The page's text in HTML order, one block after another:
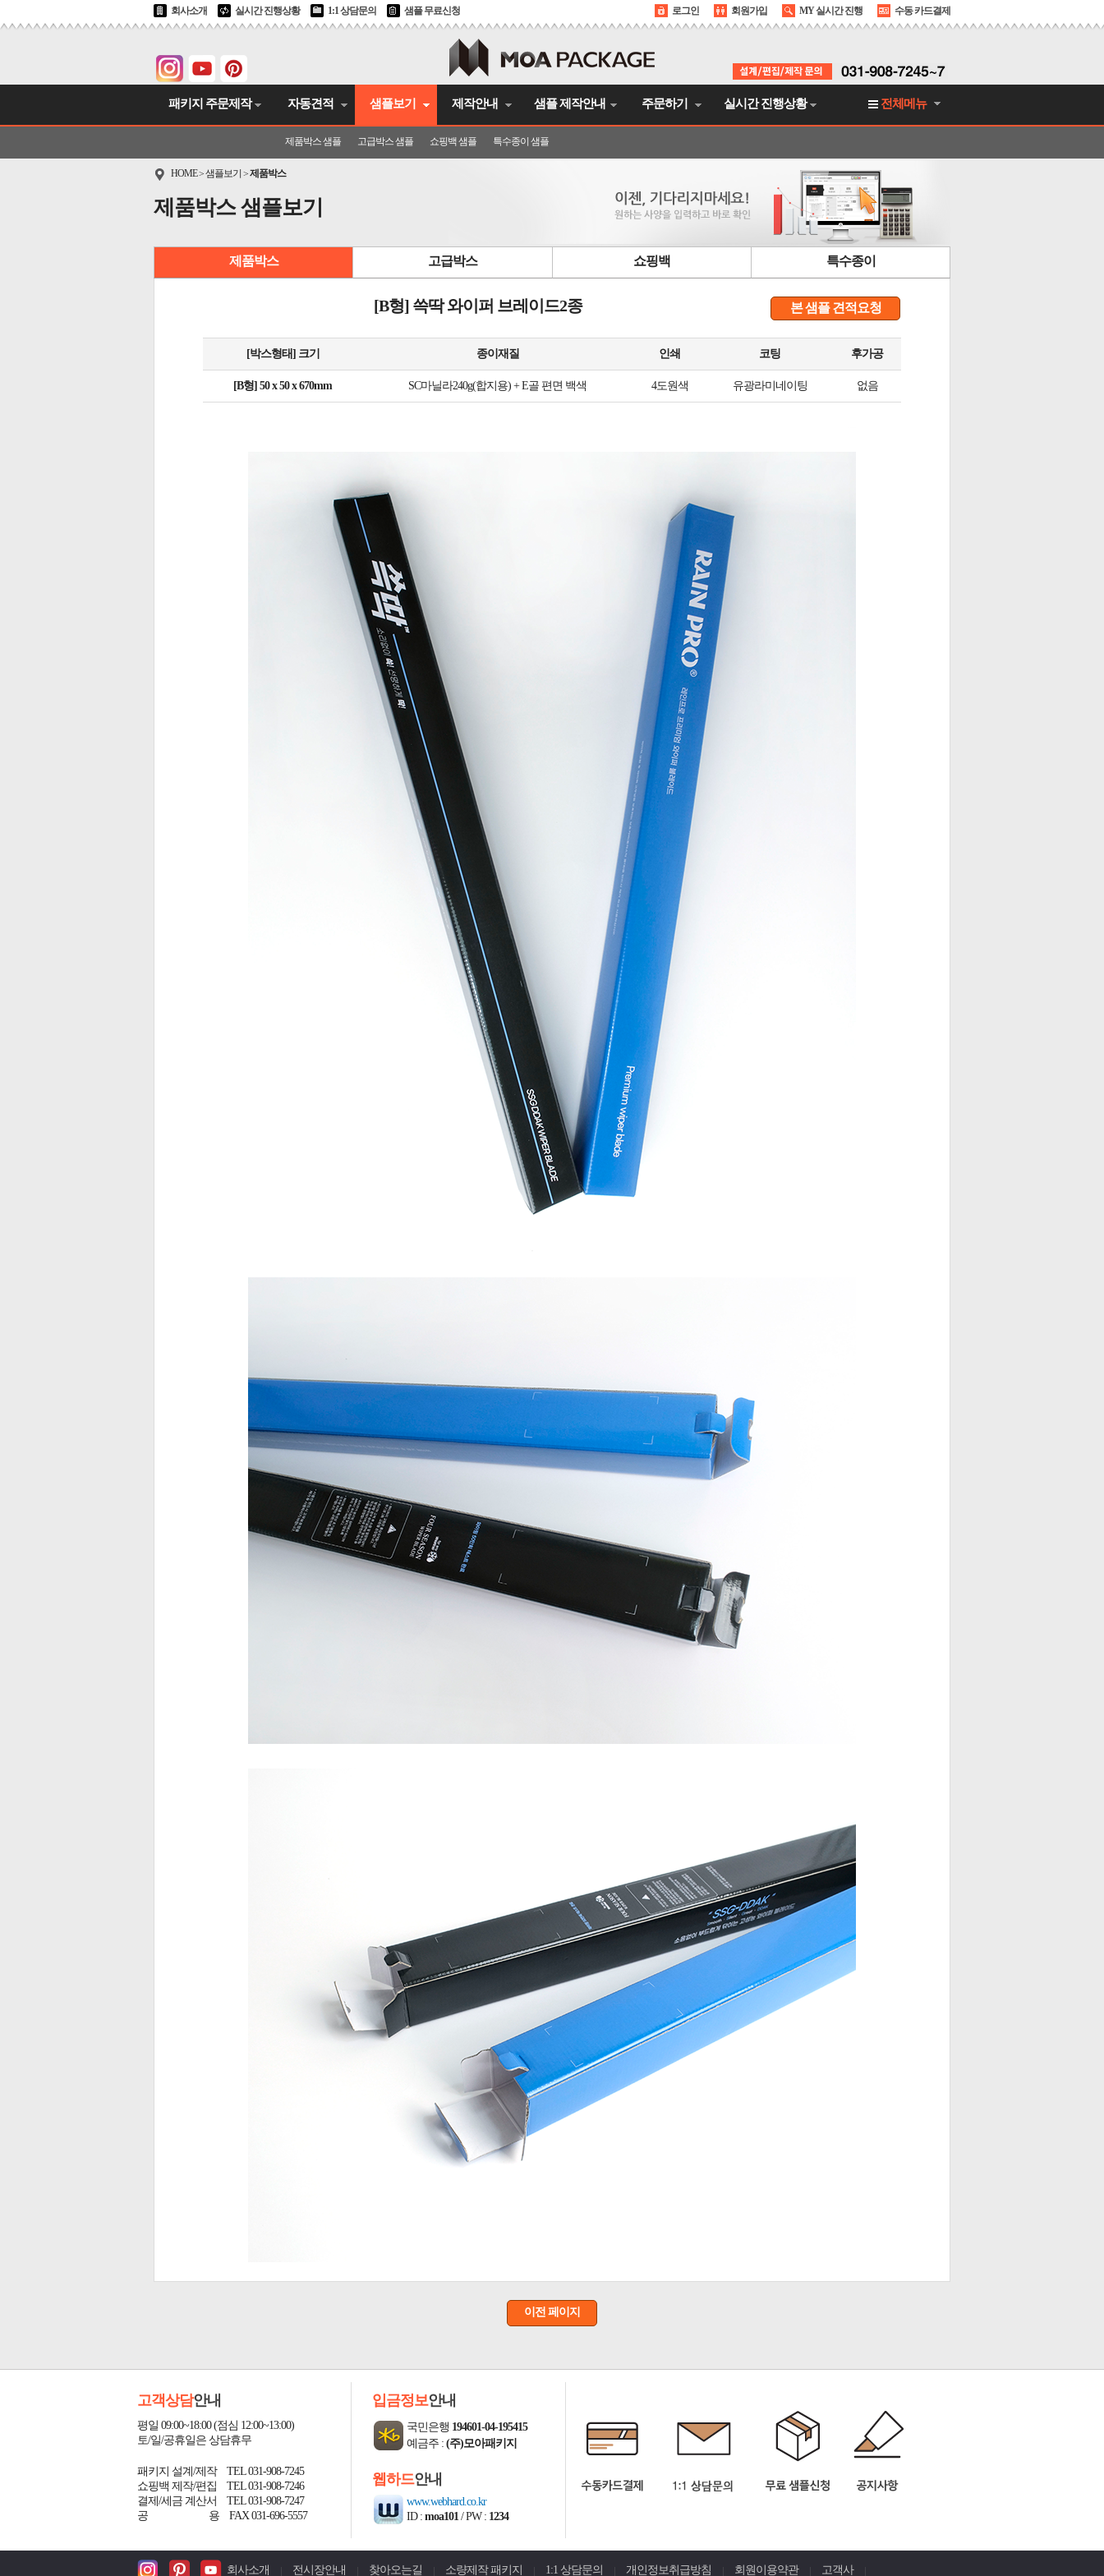
회사소개 실시간 진행상황 1:1 상담문의 샘플 무료신청 로그인 회원가입 MY 실시간 진행 수동 카드결제
전체메뉴
패키지 주문제작 자동견적 샘플보기
제품박스 샘플 고급박스 샘플 쇼핑백 샘플 특수종이 샘플
제작안내 샘플 제작안내 주문하기 실시간 진행상황
HOME>샘플보기 >제품박스
제품박스 샘플보기
제품박스 고급박스 쇼핑백 특수종이
[B형] 쓱딱 와이퍼 브레이드2종 본 샘플 견적요청
[박스형태] 크기 종이재질 인쇄 코팅 후가공
[B형] 50 x 50 x 670mm SC마닐라240g(합지용) + E골 편면 백색 4도원색 유광라미네이팅 없음
이전 페이지
고객상담안내
평일 09:00~18:00 (점심 12:00~13:00)
토/일/공휴일은 상담휴무
패키지 설계/제작 TEL 031-908-7245
쇼핑백 제작/편집 TEL 031-908-7246
결제/세금 계산서 TEL 031-908-7247
공
용 FAX 031-696-5557
입금정보안내
국민은행 194601-04-195415
예금주 : (주)모아패키지
웹하드안내
www.webhard.co.kr
ID : moa101/ PW : 1234
회사소개 전시장안내 찾아오는길 소량제작 패키지 1:1 상담문의 개인정보취급방침 회원이용약관 고객사